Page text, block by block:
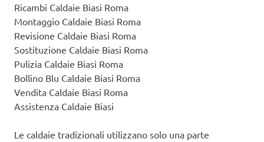
Ricambi Caldaie Biasi Roma
Montaggio Caldaie Biasi Roma
Revisione Caldaie Biasi Roma
Sostituzione Caldaie Biasi Roma
Pulizia Caldaie Biasi Roma
Bollino Blu Caldaie Biasi Roma
Vendita Caldaie Biasi Roma
Assistenza Caldaie Biasi
Le caldaie tradizionali utilizzano solo una parte